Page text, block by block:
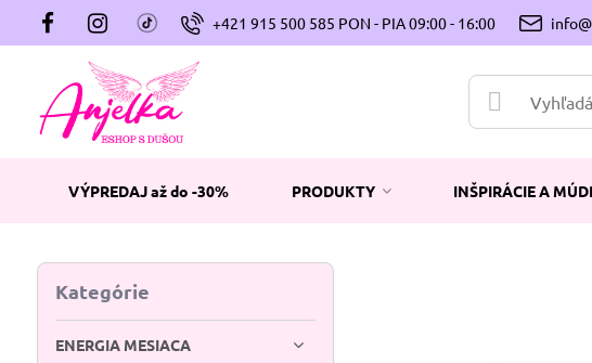
+421 915 500 585 PON - PIA 09:00 - 16:00
VÝPREDAJ až do -30% PRODUKTY INŠPIRÁCIE A
Kategórie
ENERGIA MESIACA